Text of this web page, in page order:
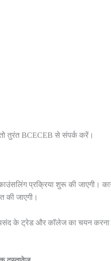
तो तुरंत BCECEB से संपर्क करें।
प्रक्रिया शुरू की जाएगी।
की जाएगी।
पसंद के ट्रेड और कॉलेज का चयन